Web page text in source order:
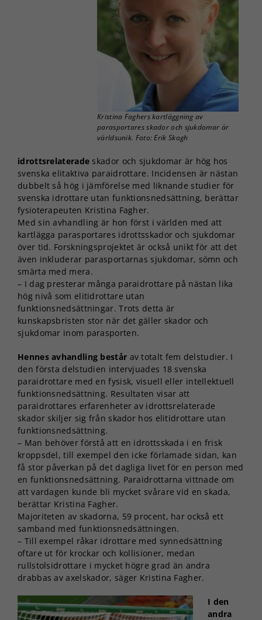
Kristina Faghers kartläggning av
parasportares skador och sjukdomar är
världsunik. Foto: Erik Skogh
idrottsrelaterade skador och sjukdomar är hög hos
svenska elitaktiva paraidrottare. Incidensen är nästan
dubbelt så hög i jämförelse med liknande studier för
svenska idrottare utan funktionsnedsättning, berättar
fysioterapeuten Kristina Fagher.
Med sin avhandling är hon först i världen med att
kartlägga parasportares idrottsskador och sjukdomar
över tid. Forskningsprojektet är också unikt för att det
även inkluderar parasportarnas sjukdomar, sömn och
smärta med mera.
– I dag presterar många paraidrottare på nästan lika
hög nivå som elitidrottare utan
funktionsnedsättningar. Trots detta är
kunskapsbristen stor när det gäller skador och
sjukdomar inom parasporten.
Hennes avhandling består av totalt fem delstudier. I
den första delstudien intervjuades 18 svenska
paraidrottare med en fysisk, visuell eller intellektuell
funktionsnedsättning. Resultaten visar att
paraidrottares erfarenheter av idrottsrelaterade
skador skiljer sig från skador hos elitidrottare utan
funktionsnedsättning.
– Man behöver förstå att en idrottsskada i en frisk
kroppsdel, till exempel den icke förlamade sidan, kan
få stor påverkan på det dagliga livet för en person med
en funktionsnedsättning. Paraidrottarna vittnade om
att vardagen kunde bli mycket svårare vid en skada,
berättar Kristina Fagher.
Majoriteten av skadorna, 59 procent, har också ett
samband med funktionsnedsättningen.
– Till exempel råkar idrottare med synnedsättning
oftare ut för krockar och kollisioner, medan
rullstolsidrottare i mycket högre grad än andra
drabbas av axelskador, säger Kristina Fagher.
I den
andra